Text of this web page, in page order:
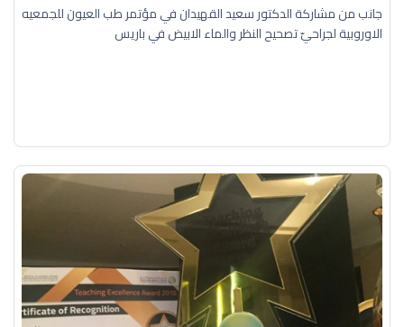
جانب من مشاركة الدكتور سعيد القهيدان في مؤتمر طب العيون للجمعيه
الاوروبية لجراحيّ تصحيح النظر والماء الابيض في باريس